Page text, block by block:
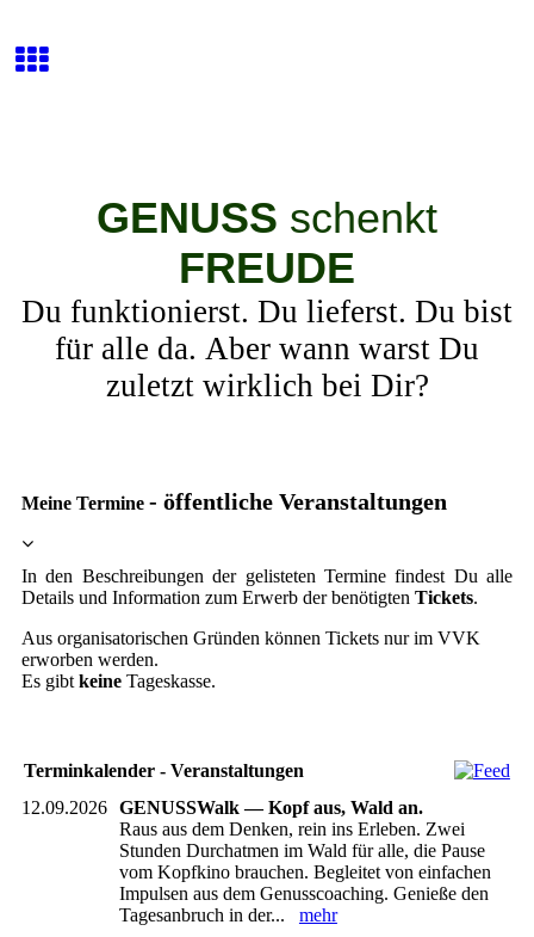
GENUSS schenkt
FREUDE
Du funktionierst. Du lieferst. Du bist
für alle da. Aber wann warst Du
zuletzt wirklich bei Dir?
Meine Termine - öffentliche Veranstaltungen
In den Beschreibungen der gelisteten Termine findest Du alle
Details und Information zum Erwerb der benötigten Tickets.
Aus organisatorischen Gründen können Tickets nur im VVK
erworben werden.
Es gibtkeineTageskasse.
Terminkalender - Veranstaltungen
12.09.2026 GENUSSWalk — Kopf aus, Wald an.
Raus aus dem Denken, rein ins Erleben. Zwei
Stunden Durchatmen im Wald für alle, die Pause
vom Kopfkino brauchen. Begleitet von einfachen
Impulsen aus dem Genusscoaching. Genieße den
Tagesanbruch in der... mehr